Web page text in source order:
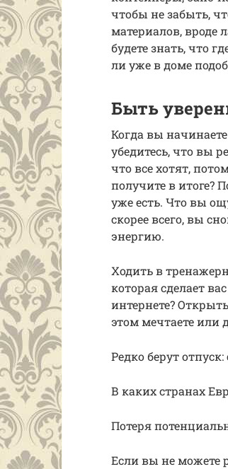
чтобы не забыть,
материалов, вроде
будете знать, что
ли уже в доме
Быть
Когда вы
убедитесь, что вы
что все хотят,
получите в итоге?
уже есть. Что вы
скорее всего, вы
энергию.
Ходить в
которая сделает
интернете?
этом мечтаете или
Редко берут
В каких странах
Потеря
Если вы не можете